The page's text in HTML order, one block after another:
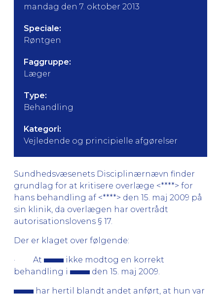
mandag den 7. oktober 2013
Speciale:
Røntgen
Faggruppe:
Læger
Type:
Behandling
Kategori:
Vejledende og principielle afgørelser
Sundhedsvæsenets Disciplinærnævn finder
grundlag for at kritisere overlæge <****> for
hans behandling af <****> den 15. maj 2009 på
sin klinik, da overlægen har overtrådt
autorisationslovens § 17.
Der er klaget over følgende:
· At
ikke modtog en korrekt
behandling i
den 15. maj 2009.
har hertil blandt andet anført, at hun var